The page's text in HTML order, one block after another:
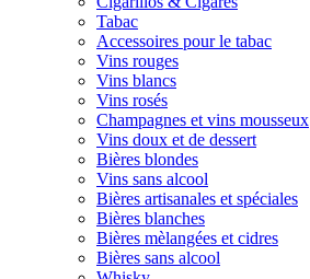
Tabac
Accessoires pour le tabac
Vins rouges
Vins blancs
Vins rosés
Champagnes et vins mousseux
Vins doux et de dessert
Bières blondes
Vins sans alcool
Bières artisanales et spéciales
Bières blanches
Bières mèlangées et cidres
Bières sans alcool